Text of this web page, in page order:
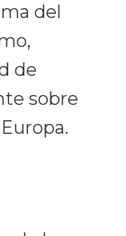
del
de
sobre